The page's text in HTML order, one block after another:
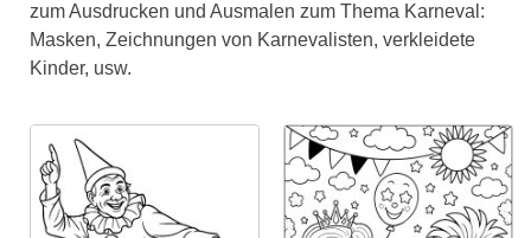
zum Ausdrucken und Ausmalen zum Thema Karneval:
Masken, Zeichnungen von Karnevalisten, verkleidete
Kinder, usw.